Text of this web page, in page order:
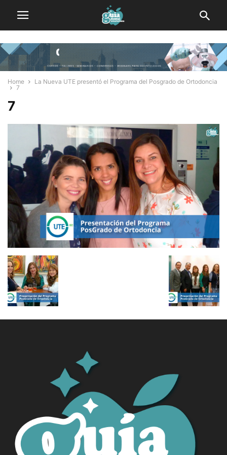
Home
La Nueva UTE presentó el Programa del Posgrado de Ortodoncia
7
7